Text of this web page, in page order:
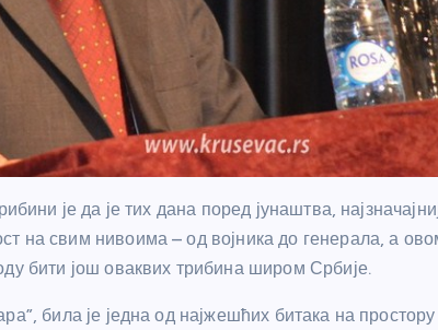
је да је тих дана поред јунаштва,
на свим нивоима – од војника до генерала, а
бити још оваквих трибина широм Србије.
била је једна од најжешћих битака на